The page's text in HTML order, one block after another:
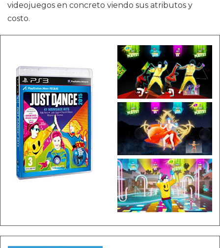
videojuegos en concreto viendo sus atributos y
costo.